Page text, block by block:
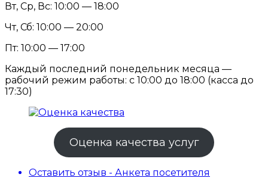
Вт, Ср, Вс: 10:00 — 18:00
Чт, Сб: 10:00 — 20:00
Пт: 10:00 — 17:00
Каждый последний понедельник месяца —
рабочий режим работы: с 10:00 до 18:00 (касса до
17:30)
Оценка качества услуг
Оставить отзыв - Анкета посетителя